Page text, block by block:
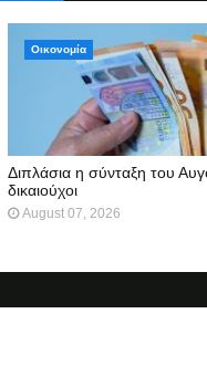
Οικονομία
Διπλάσια η σύνταξη του
δικαιούχοι
August 07, 2026